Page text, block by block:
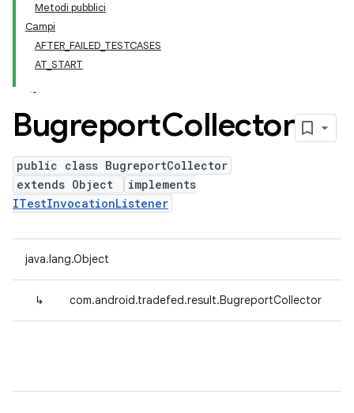
Metodi pubblici
Campi
AFTER_FAILED_TESTCASES
AT_START
BugreportCollector
public class BugreportCollector
extends Object
implements
ITestInvocationListener
java.lang.Object
↳ com.android.tradefed.result.BugreportCollector